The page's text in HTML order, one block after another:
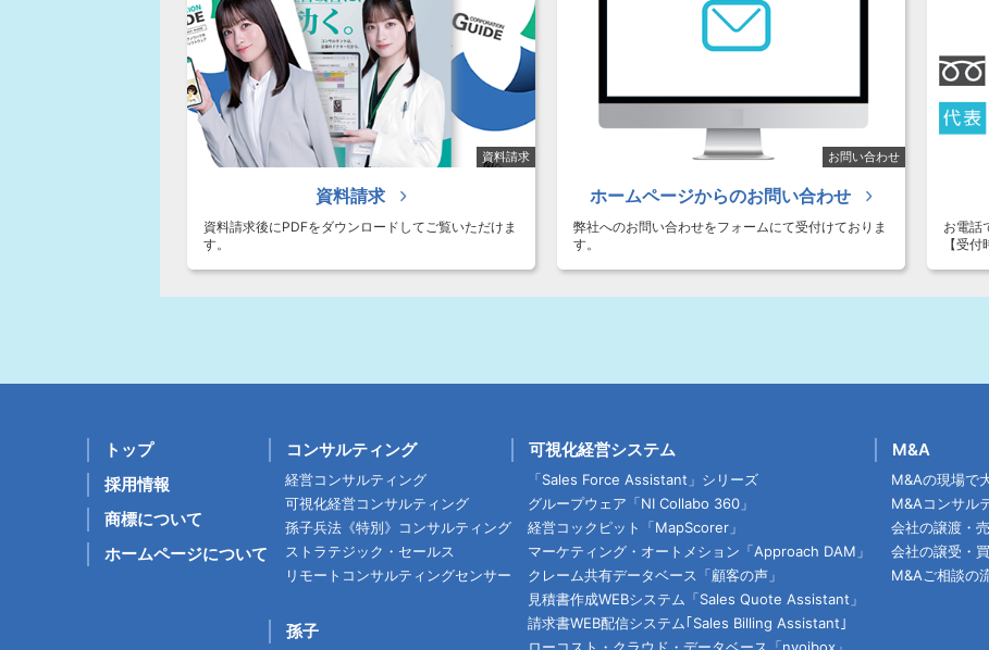
資料請求
資料請求
資料請求後にPDFをダウンロードしてご覧いただけま
す。
お問い合わせ
ホームページからのお問い合わせ
弊社へのお問い合わせをフォームにて受付けておりま
す。
お電話
【受
トップ
採用情報
商標について
ホームページについて
コンサルティング
経営コンサルティング
可視化経営コンサルティング
孫子兵法《特別》コンサルティング
ストラテジック・セールス
リモートコンサルティングセンサー
孫子
可視化経営システム
「Sales Force Assistant」シリーズ
グループウェア「NI Collabo 360」
経営コックピット「MapScorer」
マーケティング・オートメション「Approach DAM」
クレーム共有データベース「顧客の声」
見積書作成WEBシステム「Sales Quote Assistant」
請求書WEB配信システム｢Sales Billing Assistant｣
ローコスト・クラウド・データベース「nyoibox」
M&A
M&Aの現場で
M&Aコンサル
会社の譲渡・
会社の譲受・
M&Aご相談の